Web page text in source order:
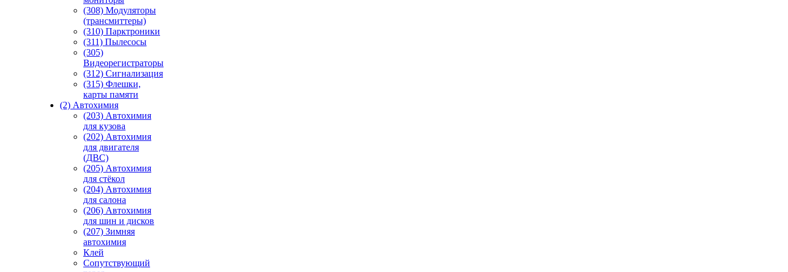
(308) Модуляторы
(трансмиттеры)
(310) Парктроники
(311) Пылесосы
(305)
Видеорегистраторы
(312) Сигнализация
(315) Флешки,
карты памяти
(2) Автохимия
(203) Автохимия
для кузова
(202) Автохимия
для двигателя
(ДВС)
(205) Автохимия
для стёкол
(204) Автохимия
для салона
(206) Автохимия
для шин и дисков
(207) Зимняя
автохимия
Клей
Сопутствующий